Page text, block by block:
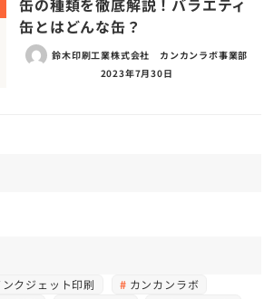
缶の種類を徹底解説！バラエティ
缶とはどんな缶？
鈴木印刷工業株式会社 カンカンラボ事業部
2023年7月30日
ンクジェット印刷
カンカンラボ